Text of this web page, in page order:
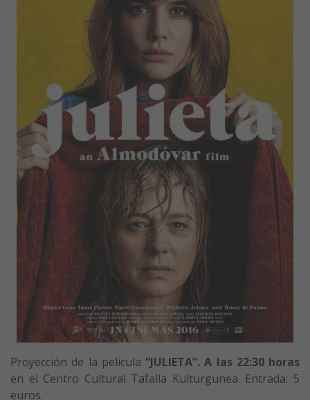
Proyección de la película “JULIETA”. A las 22:30 horas
en el Centro Cultural Tafalla Kulturgunea. Entrada: 5
euros.